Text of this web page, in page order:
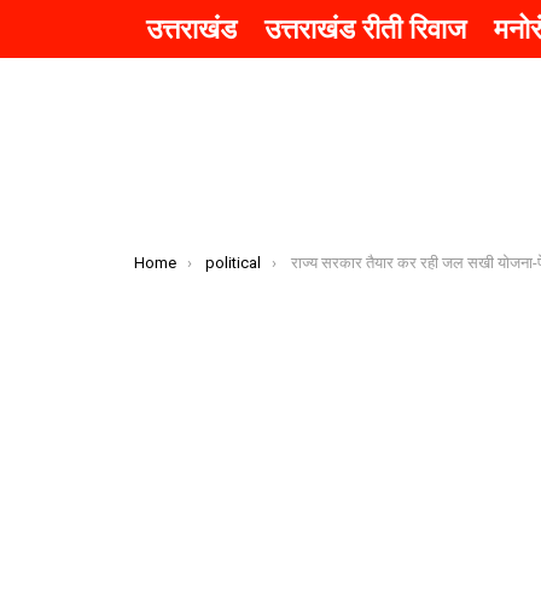
उत्तराखंड उत्तराखंड रीती रिवाज
You are here:
Home political राज्य सरकार तैयार कर रही जल सखी योजना-पेयजल आपूर्ति का काम महिला स्वयं सहायता समूहों को सौंपने की